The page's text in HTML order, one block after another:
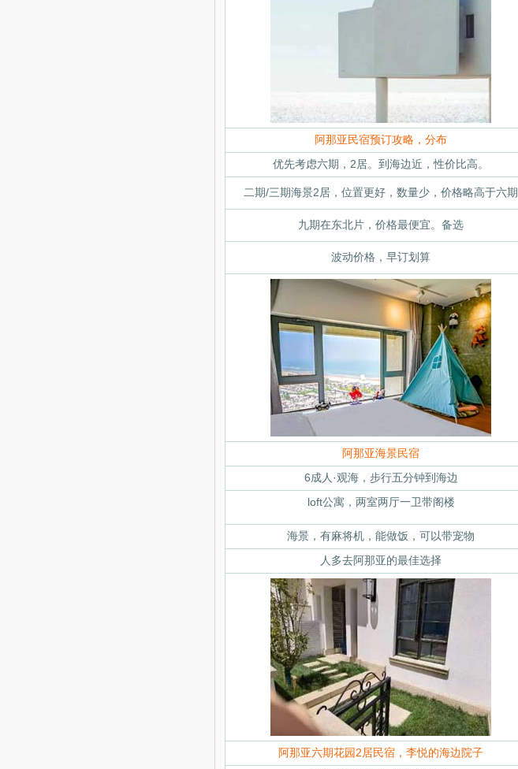
阿那亚民宿预订攻略，分布
优先考虑六期，2居。到海边近，性价比高。
二期/三期海景2居，位置更好，数量少，价格略高于六期
九期在东北片，价格最便宜。备选
波动价格，早订划算
阿那亚海景民宿
6成人·观海，步行五分钟到海边
loft公寓，两室两厅一卫带阁楼
海景，有麻将机，能做饭，可以带宠物
人多去阿那亚的最佳选择
阿那亚六期花园2居民宿，李悦的海边院子